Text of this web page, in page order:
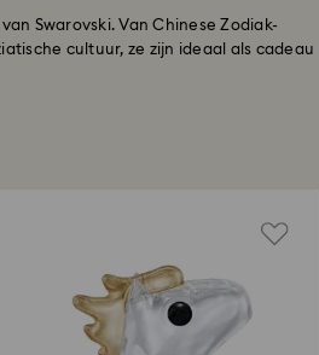
Swarovski. Van Chinese Zodiak-
cultuur, ze zijn ideaal als cadeau